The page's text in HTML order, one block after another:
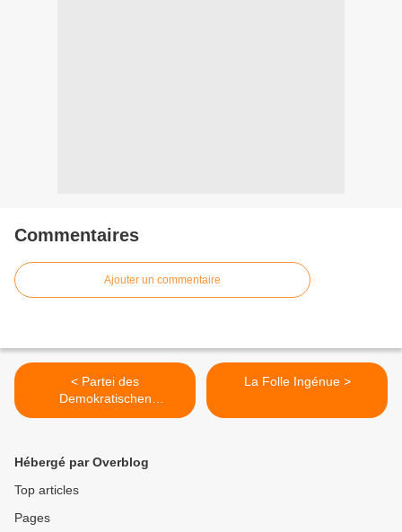
Commentaires
Ajouter un commentaire
< Partei des
Demokratischen
Sozialismus (PDS)
La Folle Ingénue >
Hébergé par Overblog
Top articles
Pages